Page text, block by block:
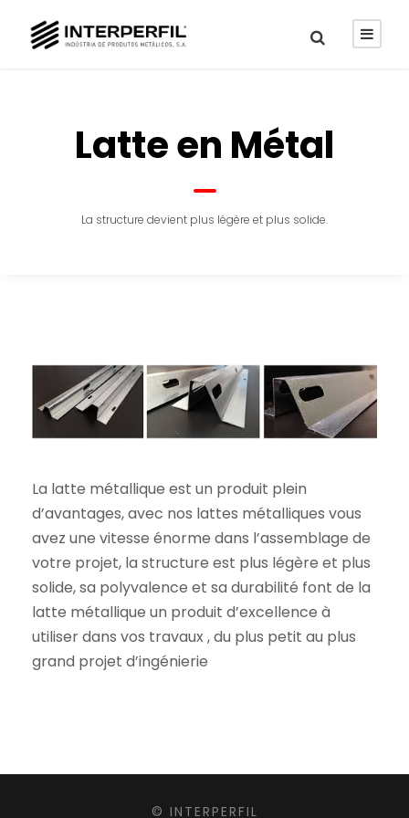
Latte en Métal
La structure devient plus légère et plus solide.
La latte métallique est un produit plein
d’avantages, avec nos lattes métalliques vous
avez une vitesse énorme dans l’assemblage de
votre projet, la structure est plus légère et plus
solide, sa polyvalence et sa durabilité font de la
latte métallique un produit d’excellence à
utiliser dans vos travaux , du plus petit au plus
grand projet d’ingénierie
© INTERPERFIL